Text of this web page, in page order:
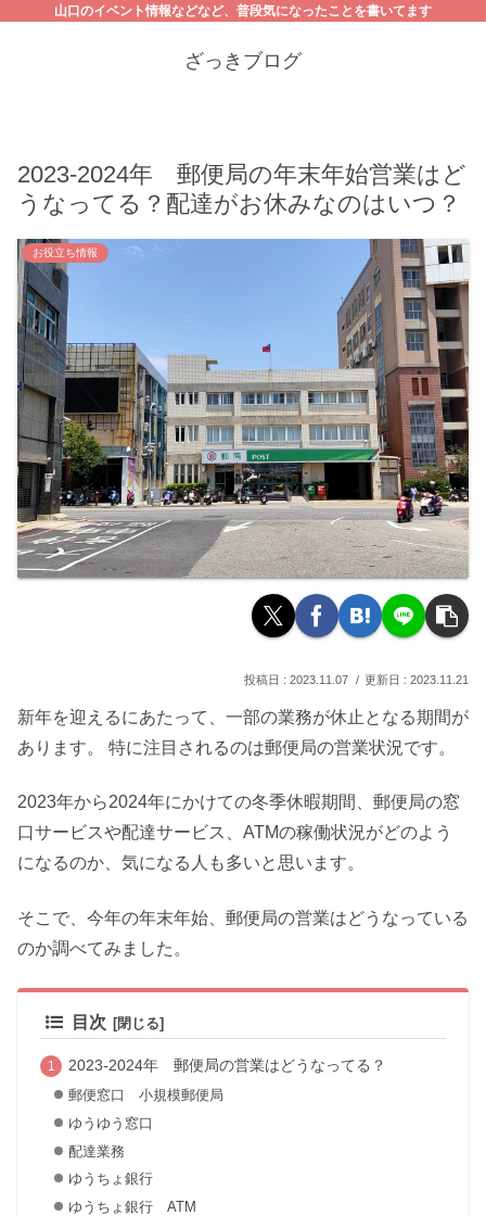
山口のイベント情報などなど、普段気になったことを書いてます
ざっきブログ
2023-2024年 郵便局の年末年始営業はど
うなってる？配達がお休みなのはいつ？
お役立ち情報
2023.11.07 2023.11.21
新年を迎えるにあたって、一部の業務が休止となる期間が
あります。 特に注目されるのは郵便局の営業状況です。
2023年から2024年にかけての冬季休暇期間、郵便局の窓
口サービスや配達サービス、ATMの稼働状況がどのよう
になるのか、気になる人も多いと思います。
そこで、今年の年末年始、郵便局の営業はどうなっている
のか調べてみました。
目次
2023-2024年 郵便局の営業はどうなってる？
郵便窓口 小規模郵便局
ゆうゆう窓口
配達業務
ゆうちょ銀行
ゆうちょ銀行 ATM